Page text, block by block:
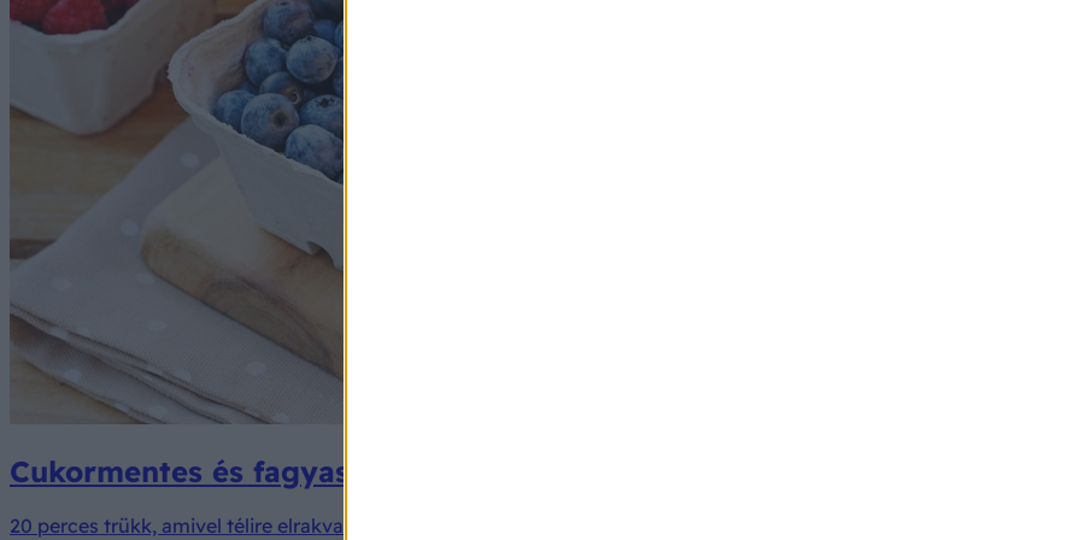
Cukormentes és fagyasztásmentes: így tarthatja évekig frissen az
20 perces trükk, amivel télire elrakva is friss marad az áfonya.